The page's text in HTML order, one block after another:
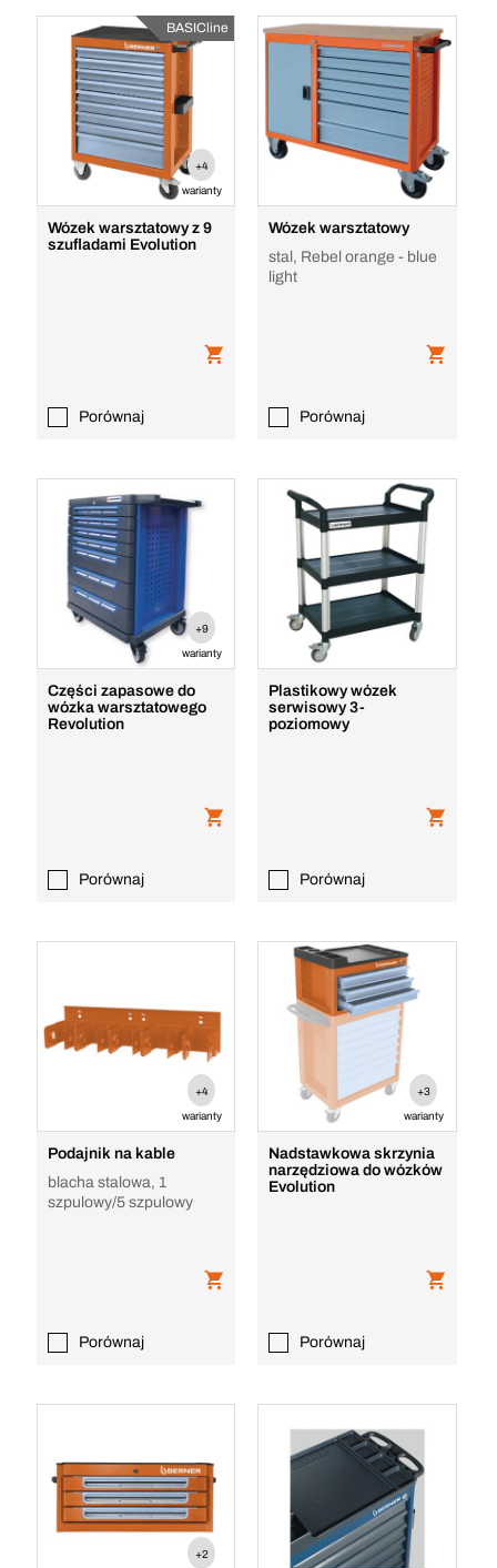
BASICline
+4
warianty
Wózek warsztatowy z 9
szufladami Evolution
Porównaj
Wózek warsztatowy
stal, Rebel orange - blue
light
Porównaj
+9
warianty
Części zapasowe do
wózka warsztatowego
Revolution
Porównaj
Plastikowy wózek
serwisowy 3-
poziomowy
Porównaj
+4
warianty
Podajnik na kable
blacha stalowa, 1
szpulowy/5 szpulowy
Porównaj
+3
warianty
Nadstawkowa skrzynia
narzędziowa do wózków
Evolution
Porównaj
+2